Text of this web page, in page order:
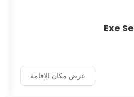
Exe
عرض مكان الإقامة